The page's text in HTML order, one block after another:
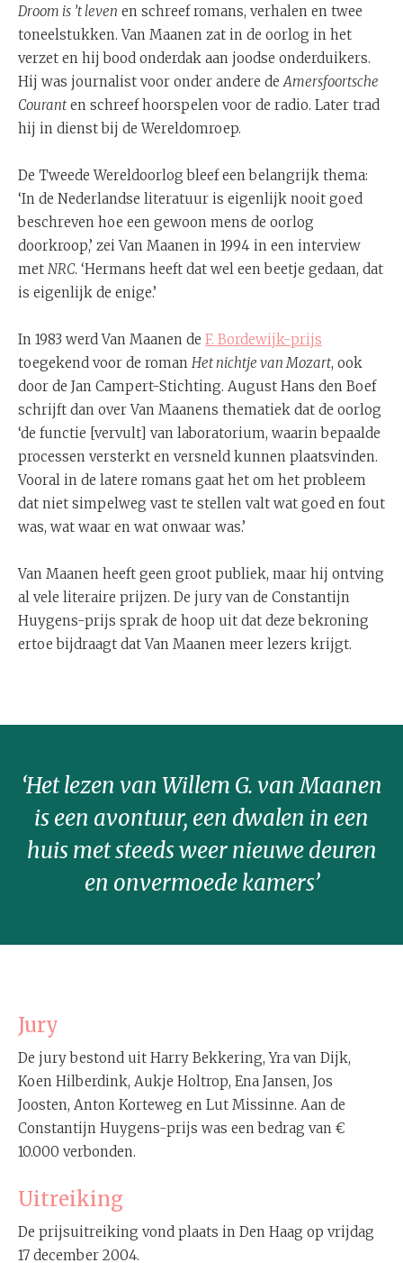
Droom is ’t leven en schreef romans, verhalen en twee
toneelstukken. Van Maanen zat in de oorlog in het
verzet en hij bood onderdak aan joodse onderduikers.
Hij was journalist voor onder andere deAmersfoortsche
Courant en schreef hoorspelen voor de radio. Later trad
hij in dienst bij de Wereldomroep.
De Tweede Wereldoorlog bleef een belangrijk thema:
‘In de Nederlandse literatuur is eigenlijk nooit goed
beschreven hoe een gewoon mens de oorlog
doorkroop,’ zei Van Maanen in 1994 in een interview
met NRC. ‘Hermans heeft dat wel een beetje gedaan, dat
is eigenlijk de enige.’
In 1983 werd Van Maanen de F. Bordewijk-prijs
toegekend voor de roman Het nichtje van Mozart, ook
door de Jan Campert-Stichting. August Hans den Boef
schrijft dan over Van Maanens thematiek dat de oorlog
‘de functie [vervult] van laboratorium, waarin bepaalde
processen versterkt en versneld kunnen plaatsvinden.
Vooral in de latere romans gaat het om het probleem
dat niet simpelweg vast te stellen valt wat goed en fout
was, wat waar en wat onwaar was.’
Van Maanen heeft geen groot publiek, maar hij ontving
al vele literaire prijzen. De jury van de Constantijn
Huygens-prijs sprak de hoop uit dat deze bekroning
ertoe bijdraagt dat Van Maanen meer lezers krijgt.
‘Het lezen van Willem G. van Maanen
is een avontuur, een dwalen in een
huis met steeds weer nieuwe deuren
en onvermoede kamers’
Jury
De jury bestond uit Harry Bekkering, Yra van Dijk,
Koen Hilberdink, Aukje Holtrop, Ena Jansen, Jos
Joosten, Anton Korteweg en Lut Missinne. Aan de
Constantijn Huygens-prijs was een bedrag van €
10.000 verbonden.
Uitreiking
De prijsuitreiking vond plaats in Den Haag op vrijdag
17 december 2004.